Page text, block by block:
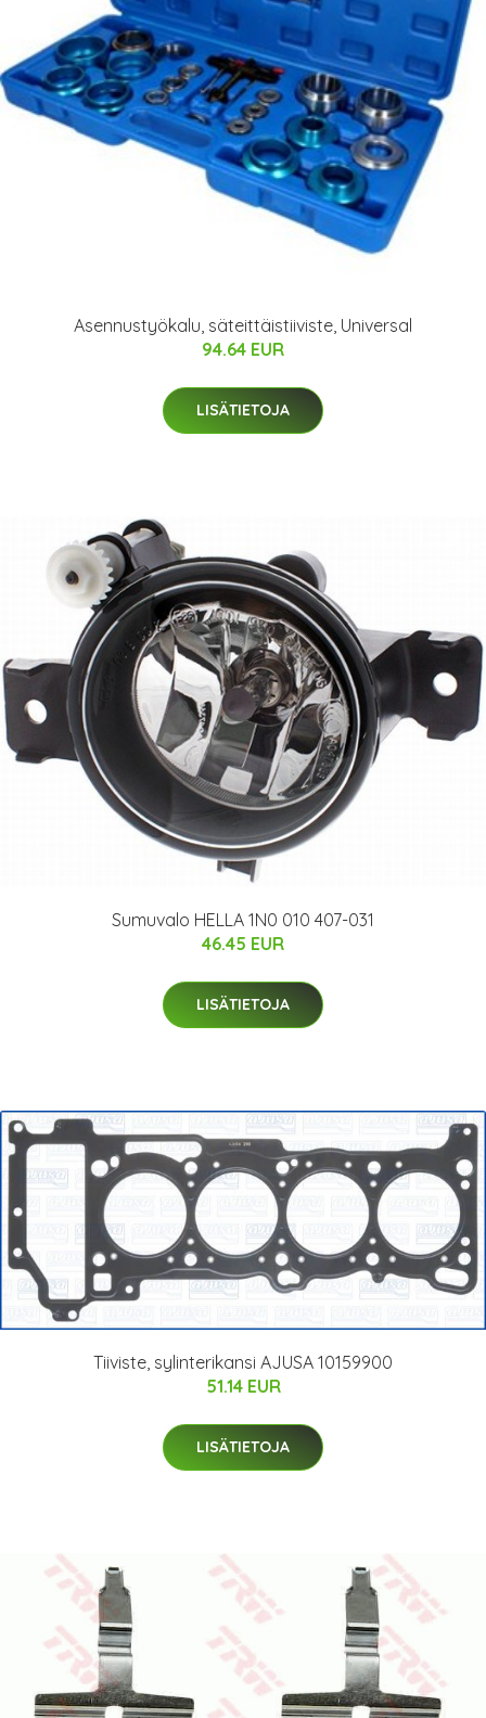
Asennustyökalu, säteittäistiiviste, Universal
94.64 EUR
LISÄTIETOJA
Sumuvalo HELLA 1N0 010 407-031
46.45 EUR
LISÄTIETOJA
Tiiviste, sylinterikansi AJUSA 10159900
51.14 EUR
LISÄTIETOJA